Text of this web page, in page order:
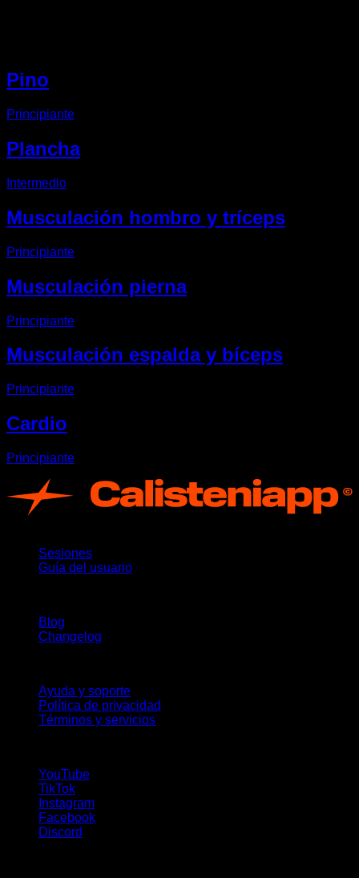
Pino
Principiante
Plancha
Intermedio
Musculación hombro y tríceps
Principiante
Musculación pierna
Principiante
Musculación espalda y bíceps
Principiante
Cardio
Principiante
Sesiones
Guía del usuario
Blog
Changelog
Ayuda y soporte
Política de privacidad
Términos y servicios
YouTube
TikTok
Instagram
Facebook
Discord